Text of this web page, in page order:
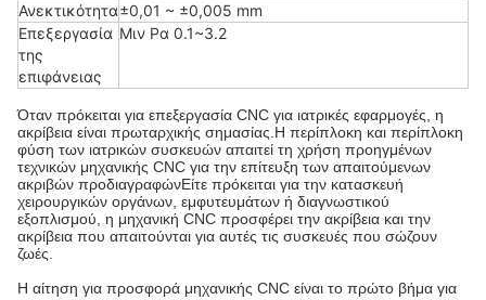
Ανεκτικότητα±0,01 ~ ±0,005 mm
Επεξεργασία
της
επιφάνειας
Μιν Ρα 0.1~3.2
Όταν πρόκειται για επεξεργασία CNC για ιατρικές εφαρμογές, η
ακρίβεια είναι πρωταρχικής σημασίας.Η περίπλοκη και περίπλοκη
φύση των ιατρικών συσκευών απαιτεί τη χρήση προηγμένων
τεχνικών μηχανικής CNC για την επίτευξη των απαιτούμενων
ακριβών προδιαγραφώνΕίτε πρόκειται για την κατασκευή
χειρουργικών οργάνων, εμφυτευμάτων ή διαγνωστικού
εξοπλισμού, η μηχανική CNC προσφέρει την ακρίβεια και την
ακρίβεια που απαιτούνται για αυτές τις συσκευές που σώζουν
ζωές.
Η αίτηση για προσφορά μηχανικής CNC είναι το πρώτο βήμα για